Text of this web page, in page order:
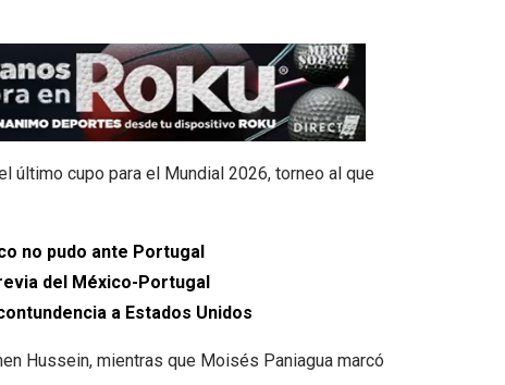
último cupo para el Mundial 2026, torneo al que
no pudo ante Portugal
del México-Portugal
a Estados Unidos
Hussein, mientras que Moisés Paniagua marcó